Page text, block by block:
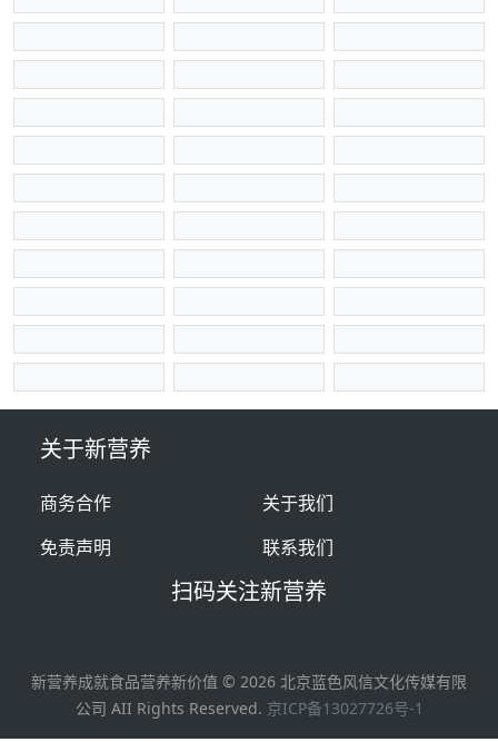
关于新营养
商务合作
关于我们
免责声明
联系我们
扫码关注新营养
新营养成就食品营养新价值 © 2026 北京蓝色风信文化传媒有限
公司 AII Rights Reserved. 京ICP备13027726号-1